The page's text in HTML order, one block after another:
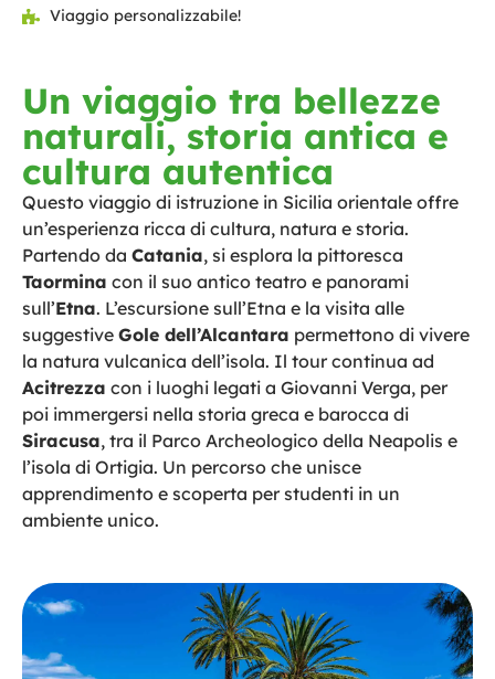
Viaggio personalizzabile!
Un viaggio tra bellezze
naturali, storia antica e
cultura autentica
Questo viaggio di istruzione in Sicilia orientale offre
un’esperienza ricca di cultura, natura e storia.
Partendo da Catania, si esplora la pittoresca
Taormina con il suo antico teatro e panorami
sull’Etna. L’escursione sull’Etna e la visita alle
suggestive Gole dell’Alcantara permettono di vivere
la natura vulcanica dell’isola. Il tour continua ad
Acitrezza con i luoghi legati a Giovanni Verga, per
poi immergersi nella storia greca e barocca di
Siracusa, tra il Parco Archeologico della Neapolis e
l’isola di Ortigia. Un percorso che unisce
apprendimento e scoperta per studenti in un
ambiente unico.